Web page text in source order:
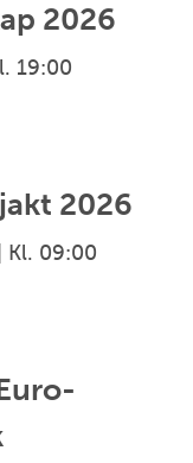
2026
19:00
2026
Kl. 09:00